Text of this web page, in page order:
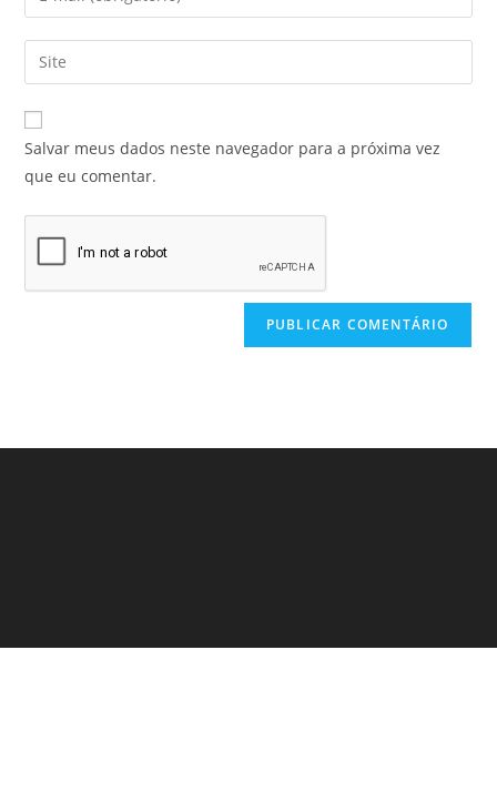
Salvar meus dados neste navegador para a próxima vez
que eu comentar.